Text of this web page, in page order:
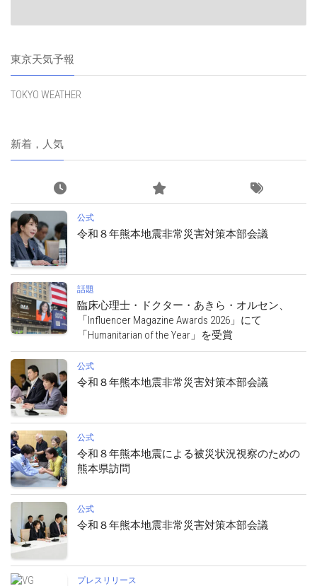
東京天気予報
TOKYO WEATHER
新着，人気
公式
令和８年熊本地震非常災害対策本部会議
話題
臨床心理士・ドクター・あきら・オルセン、
「Influencer Magazine Awards 2026」にて
「Humanitarian of the Year」を受賞
公式
令和８年熊本地震非常災害対策本部会議
公式
令和８年熊本地震による被災状況視察のための
熊本県訪問
公式
令和８年熊本地震非常災害対策本部会議
プレスリリース